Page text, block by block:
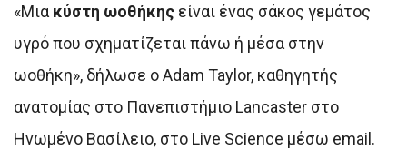
«Μια κύστη ωοθήκης είναι ένας σάκος γεμάτος
υγρό που σχηματίζεται πάνω ή μέσα στην
ωοθήκη», δήλωσε ο Adam Taylor, καθηγητής
ανατομίας στο Πανεπιστήμιο Lancaster στο
Ηνωμένο Βασίλειο, στο Live Science μέσω email.